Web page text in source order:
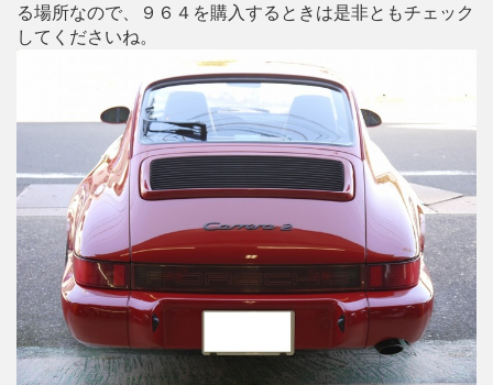
る場所なので、９６４を購入するときは是非ともチェック
してくださいね。